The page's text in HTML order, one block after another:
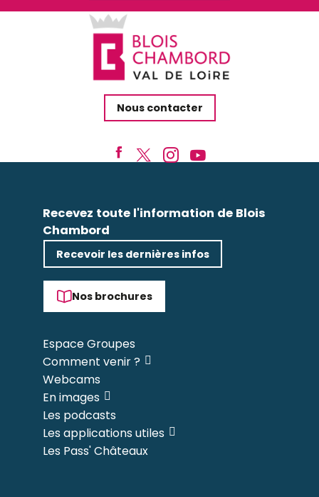
Nous contacter
Recevez toute l'information de Blois
Chambord
Recevoir les dernières infos
Nos brochures
Espace Groupes
Comment venir ?
Webcams
En images
Les podcasts
Les applications utiles
Les Pass' Châteaux